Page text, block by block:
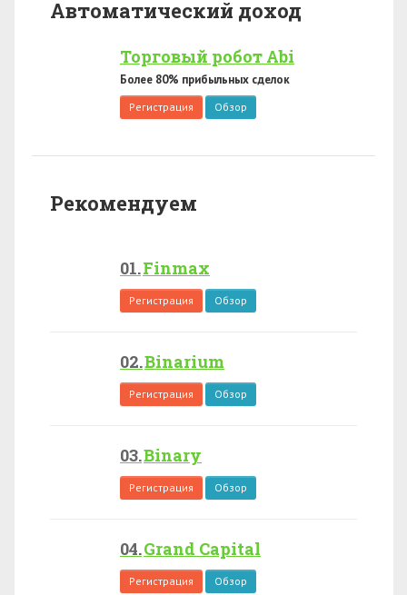
Автоматический доход
Торговый робот Abi
Более 80% прибыльных сделок
Регистрация Обзор
Рекомендуем
Finmax
Регистрация Обзор
Binarium
Регистрация Обзор
Binary
Регистрация Обзор
Grand Capital
Регистрация Обзор